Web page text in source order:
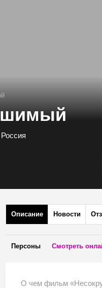
Описание Новости
Персоны Смотреть
О чем фильм